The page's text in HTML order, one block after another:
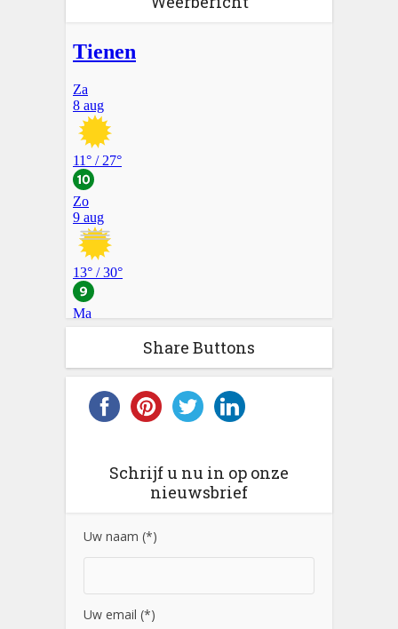
Share Buttons
Schrijf u nu in op onze
nieuwsbrief
Uw naam (*)
Uw email (*)